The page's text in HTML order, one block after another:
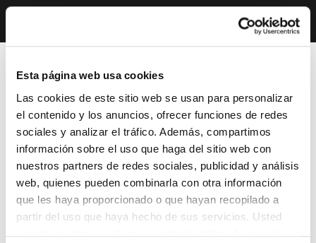
Esta página web usa cookies
Las cookies de este sitio web se usan para personalizar
el contenido y los anuncios, ofrecer funciones de redes
sociales y analizar el tráfico. Además, compartimos
información sobre el uso que haga del sitio web con
nuestros partners de redes sociales, publicidad y análisis
web, quienes pueden combinarla con otra información
que les haya proporcionado o que hayan recopilado a
partir del uso que haya hecho de sus servicios. Usted